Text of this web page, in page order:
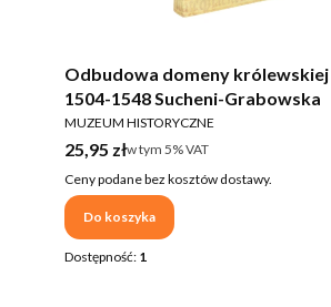
Odbudowa domeny królewskiej
1504-1548 Sucheni-Grabowska
PRODUCENT
MUZEUM HISTORYCZNE
Cena brutto
25,95 złw tym %s VAT
w tym 5%VAT
Ceny podane bez kosztów dostawy.
Do koszyka
Dostępność: 1